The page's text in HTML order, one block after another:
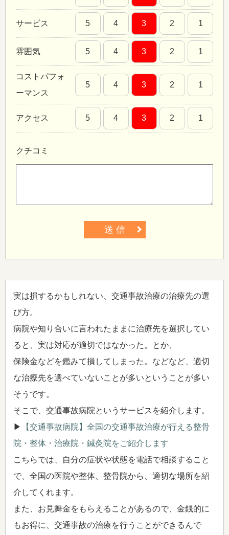
サービス 5 4 3 2 1
雰囲気 5 4 3 2 1
コストパフォ
ーマンス
5 4 3 2 1
アクセス 5 4 3 2 1
クチコミ
送 信
実は損するかもしれない、交通事故治療の治療先の選
び方。
病院や知り合いに言われたままに治療先を選択してい
ると、実は対応が適切ではなかった。とか、
保険金などを鑑みて損してしまった。などなど、適切
な治療先を選べていないことが多いということが多い
そうです。
そこで、交通事故病院というサービスを紹介します。
▶
【交通事故病院】全国の交通事故治療が行える整骨
院・整体・治療院・鍼灸院をご紹介します
こちらでは、自分の症状や状態を電話で相談すること
で、全国の医院や整体、整骨院から、適切な場所を紹
介してくれます。
また、お見舞金をもらえることがあるので、金銭的に
もお得に、交通事故の治療を行うことができるんで